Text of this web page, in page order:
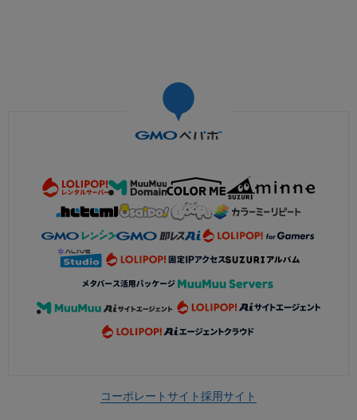
コーポレートサイト採用サイト